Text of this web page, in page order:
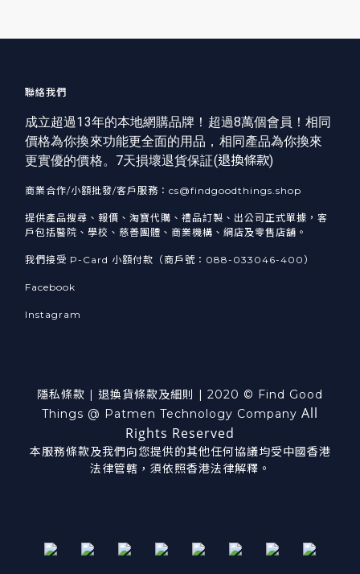
聯絡我們
成立超過13年的本地網購品牌！超過8萬個會員！相同
價格為你換來功能更全面的用品，相同產品為你換來
更實優的價格。7天損壞退貨保証(退換條款)
商業合作/小額批發/客戶服務：cs@findgoodthings.shop
提供產品搜尋、報價、淘寶代購、禮品訂製、出公司正式單據，客
戶包括醫院、學校、慈善團體、商業機構、網店及零售店舖。
我們接受 P-Card 小額付款（商戶號：088-033046-400）
Facebook
Instagram
隱私條款 | 退換貨條款及細則 | 2020 © Find Good
Things @ Patmen Technology Company All
Rights Reserved
本服務條款及我們向您提供的其他任何協議均受中國香港
法律管轄，須依照香港法律解釋。